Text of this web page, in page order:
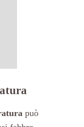
può